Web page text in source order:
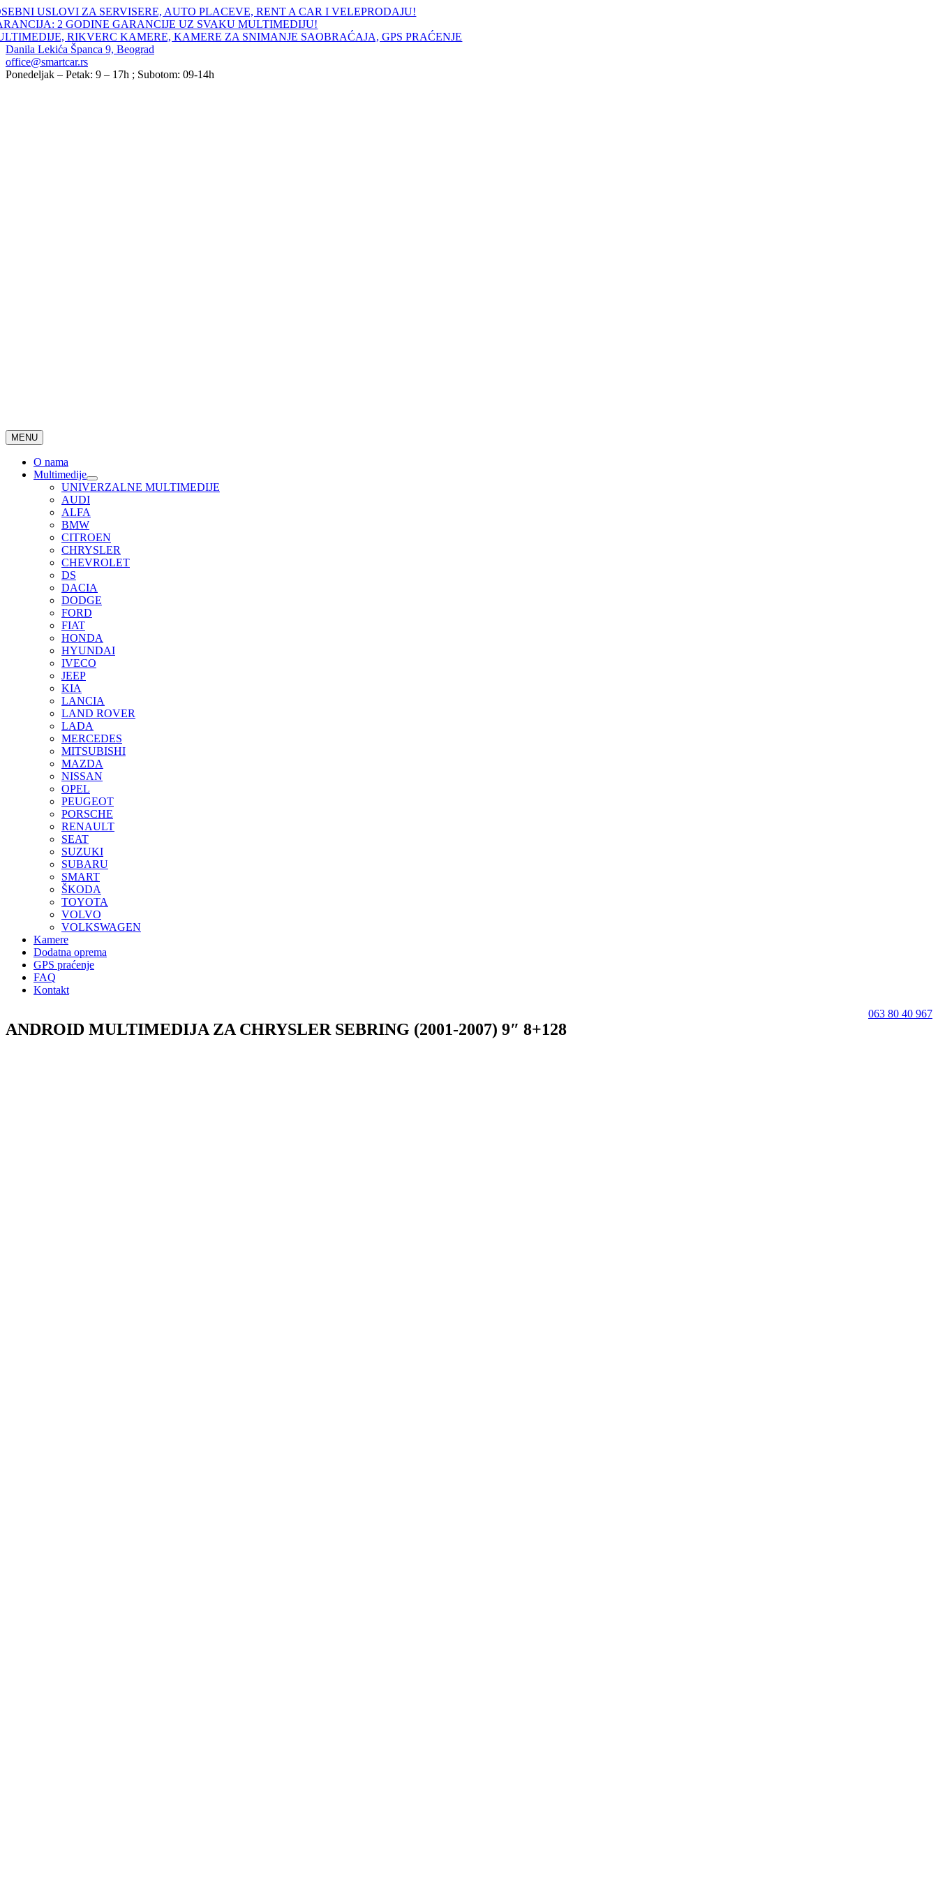
Skip
to
content
USLOVI ZA SERVISERE, AUTO PLACEVE, RENT A CAR I VELEPRODAJU!
2 GODINE GARANCIJE UZ SVAKU MULTIMEDIJU!
RIKVERC KAMERE, KAMERE ZA SNIMANJE SAOBRAĆAJA, GPS PRAĆENJE
Danila Lekića Španca 9, Beograd
office@smartcar.rs
Ponedeljak – Petak: 9 – 17h ; Subotom: 09-14h
MENU
O nama
Multimedije
UNIVERZALNE MULTIMEDIJE
AUDI
ALFA
BMW
CITROEN
CHRYSLER
CHEVROLET
DS
DACIA
DODGE
FORD
FIAT
HONDA
HYUNDAI
IVECO
JEEP
KIA
LANCIA
LAND ROVER
LADA
MERCEDES
MITSUBISHI
MAZDA
NISSAN
OPEL
PEUGEOT
PORSCHE
RENAULT
SEAT
SUZUKI
SUBARU
SMART
ŠKODA
TOYOTA
VOLVO
VOLKSWAGEN
Kamere
Dodatna oprema
GPS praćenje
FAQ
Kontakt
063 80 40 967
ANDROID MULTIMEDIJA ZA CHRYSLER SEBRING (2001-2007) 9″ 8+128